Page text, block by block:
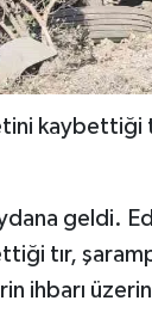
geldi.
tır,
ihbarı